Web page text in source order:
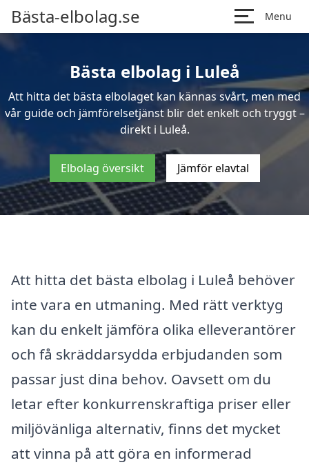
Bästa-elbolag.se Menu
Bästa elbolag i Luleå
Att hitta det bästa elbolaget kan kännas svårt, men med
vår guide och jämförelsetjänst blir det enkelt och tryggt –
direkt i Luleå.
Elbolag översikt Jämför elavtal
Att hitta det bästa elbolag i Luleå behöver
inte vara en utmaning. Med rätt verktyg
kan du enkelt jämföra olika elleverantörer
och få skräddarsydda erbjudanden som
passar just dina behov. Oavsett om du
letar efter konkurrenskraftiga priser eller
miljövänliga alternativ, finns det mycket
att vinna på att göra en informerad